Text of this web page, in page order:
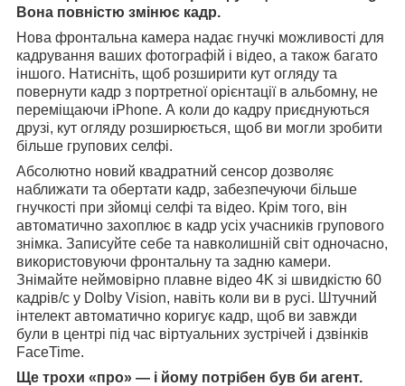
Вона повністю змінює кадр.
Нова фронтальна камера надає гнучкі можливості для
кадрування ваших фотографій і відео, а також багато
іншого. Натисніть, щоб розширити кут огляду та
повернути кадр з портретної орієнтації в альбомну, не
переміщаючи iPhone. А коли до кадру приєднуються
друзі, кут огляду розширюється, щоб ви могли зробити
більше групових селфі.
Абсолютно новий квадратний сенсор дозволяє
наближати та обертати кадр, забезпечуючи більше
гнучкості при зйомці селфі та відео. Крім того, він
автоматично захоплює в кадр усіх учасників групового
знімка. Записуйте себе та навколишній світ одночасно,
використовуючи фронтальну та задню камери.
Знімайте неймовірно плавне відео 4K зі швидкістю 60
кадрів/с у Dolby Vision, навіть коли ви в русі. Штучний
інтелект автоматично коригує кадр, щоб ви завжди
були в центрі під час віртуальних зустрічей і дзвінків
FaceTime.
Ще трохи «про» — і йому потрібен був би агент.